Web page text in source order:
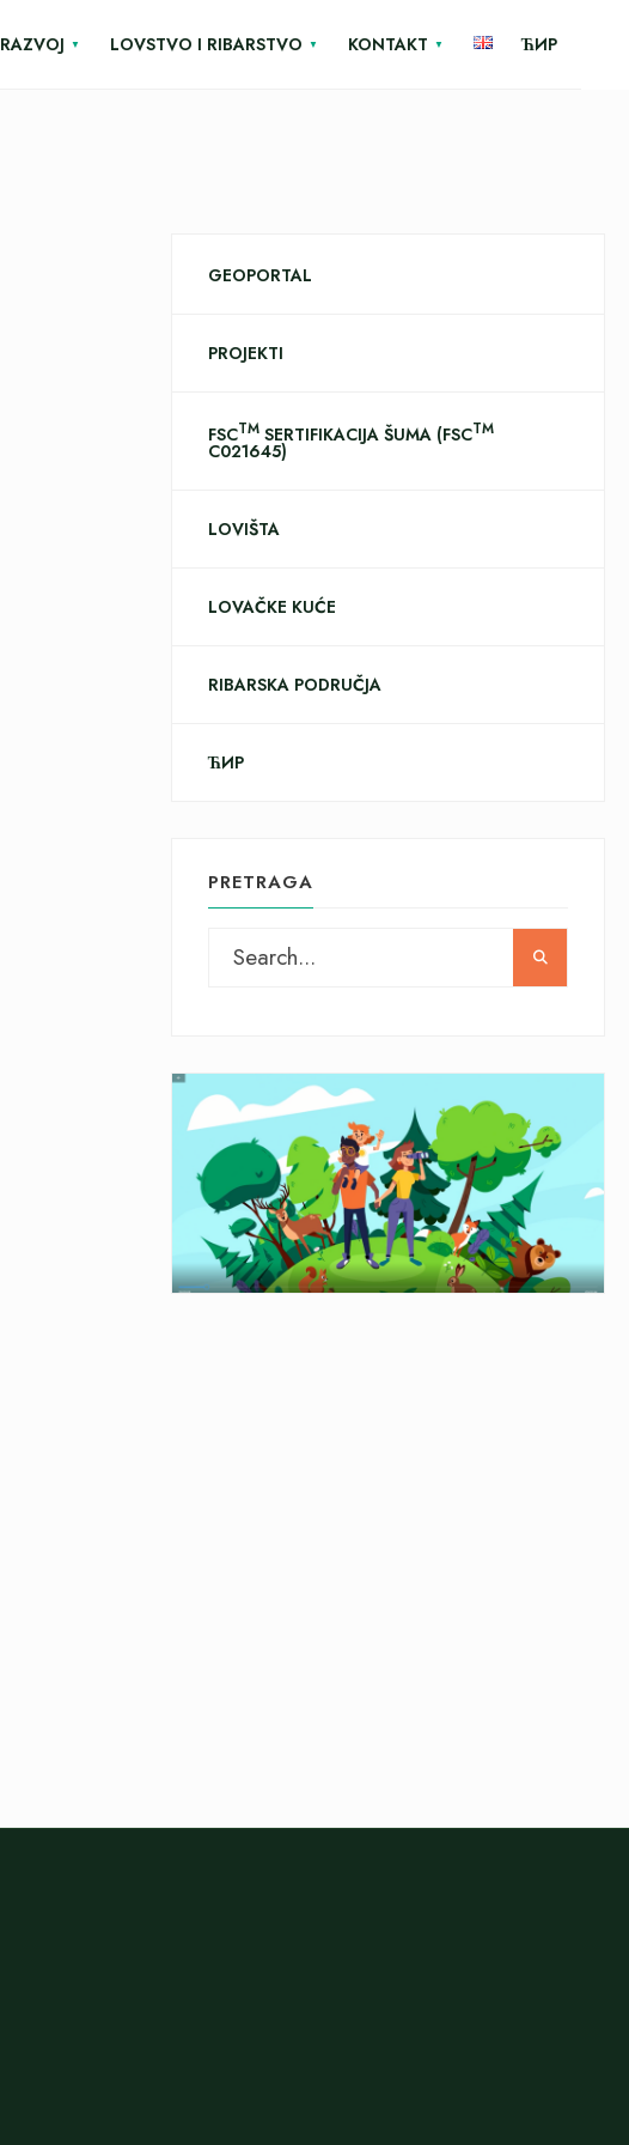
RAZVOJ LOVSTVO I RIBARSTVO KONTAKT ЋИР
GEOPORTAL
PROJEKTI
FSCTMSERTIFIKACIJA ŠUMA (FSCTM
C021645)
LOVIŠTA
LOVAČKE KUĆE
RIBARSKA PODRUČJA
ЋИР
PRETRAGA